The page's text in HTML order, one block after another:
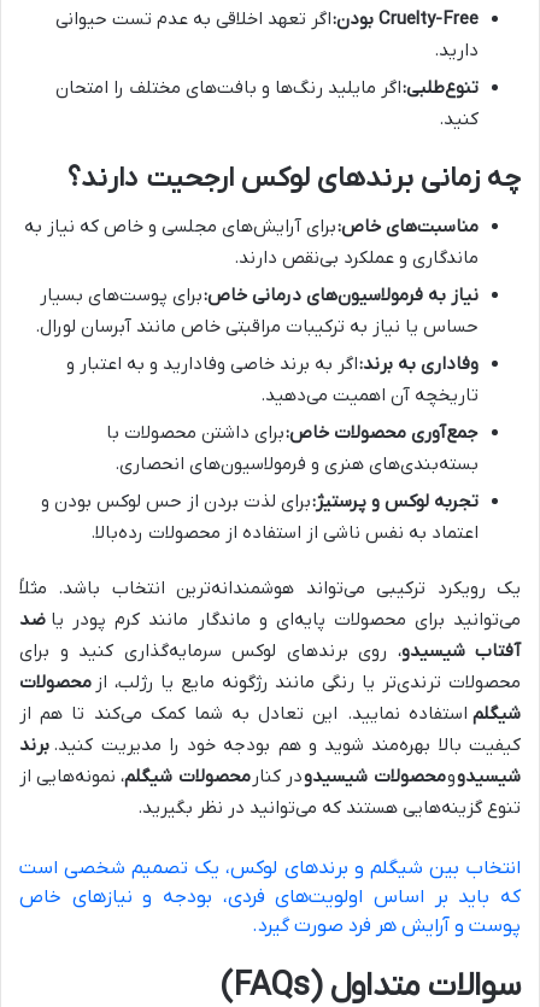
Cruelty-Free بودن:
اگر تعهد اخلاقی به عدم تست حیوانی
دارید.
تنوع‌طلبی:اگر مایلید رنگ‌ها و بافت‌های مختلف را امتحان
کنید.
چه زمانی برندهای لوکس ارجحیت دارند؟
مناسبت‌های خاص:برای آرایش‌های مجلسی و خاص که نیاز به
ماندگاری و عملکرد بی‌نقص دارند.
نیاز به فرمولاسیون‌های درمانی خاص:برای پوست‌های بسیار
حساس یا نیاز به ترکیبات مراقبتی خاص مانند آبرسان لورال.
وفاداری به برند:اگر به برند خاصی وفادارید و به اعتبار و
تاریخچه آن اهمیت می‌دهید.
جمع‌آوری محصولات خاص:برای داشتن محصولات با
بسته‌بندی‌های هنری و فرمولاسیون‌های انحصاری.
تجربه لوکس و پرستیژ:برای لذت بردن از حس لوکس بودن و
اعتماد به نفس ناشی از استفاده از محصولات رده‌بالا.
یک رویکرد ترکیبی می‌تواند هوشمندانه‌ترین انتخاب باشد. مثلاً
می‌توانید برای محصولات پایه‌ای و ماندگار مانند کرم پودر یا ضد
آفتاب شیسیدو، روی برندهای لوکس سرمایه‌گذاری کنید و برای
محصولات ترندی‌تر یا رنگی مانند رژگونه مایع یا رژلب، از محصولات
شیگلم استفاده نمایید. این تعادل به شما کمک می‌کند تا هم از
کیفیت بالا بهره‌مند شوید و هم بودجه خود را مدیریت کنید. برند
شیسیدوومحصولات شیسیدودر کنار محصولات شیگلم، نمونه‌هایی از
تنوع گزینه‌هایی هستند که می‌توانید در نظر بگیرید.
انتخاب بین شیگلم و برندهای لوکس، یک تصمیم شخصی است
که باید بر اساس اولویت‌های فردی، بودجه و نیازهای خاص
پوست و آرایش هر فرد صورت گیرد.
سوالات متداول (FAQs)